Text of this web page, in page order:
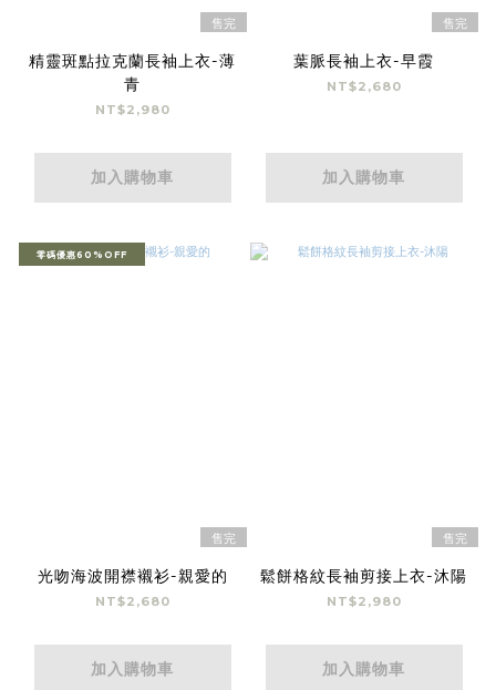
售完
精靈斑點拉克蘭長袖上衣-薄
青
NT$2,980
加入購物車
售完
葉脈長袖上衣-早霞
NT$2,680
加入購物車
零碼優惠60%OFF
售完
光吻海波開襟襯衫-親愛的
NT$2,680
加入購物車
售完
鬆餅格紋長袖剪接上衣-沐陽
NT$2,980
加入購物車